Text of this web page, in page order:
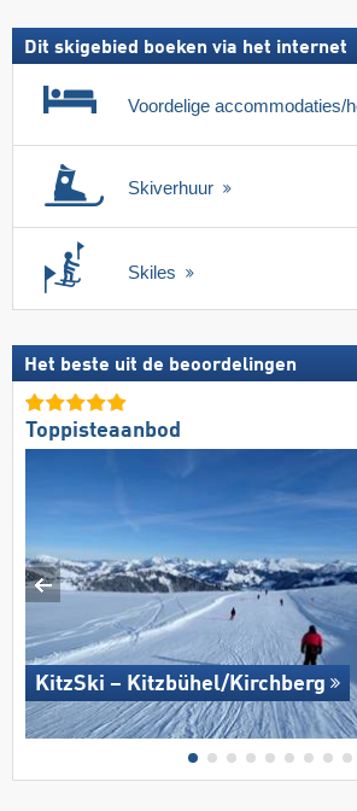
Dit skigebied boeken via het internet
Voordelige accommodaties/
Skiverhuur
Skiles
Het beste uit de beoordelingen
Toppisteaanbod
KitzSki – Kitzbühel/​Kirchberg